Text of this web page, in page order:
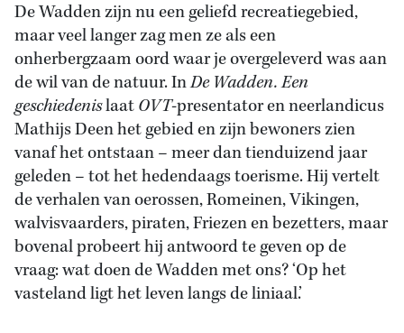
De Wadden zijn nu een geliefd recreatiegebied,
maar veel langer zag men ze als een
onherbergzaam oord waar je overgeleverd was aan
de wil van de natuur. InDe Wadden. Een
geschiedenislaatOVT-presentator en neerlandicus
Mathijs Deen het gebied en zijn bewoners zien
vanaf het ontstaan – meer dan tienduizend jaar
geleden – tot het hedendaags toerisme. Hij vertelt
de verhalen van oerossen, Romeinen, Vikingen,
walvisvaarders, piraten, Friezen en bezetters, maar
bovenal probeert hij antwoord te geven op de
vraag: wat doen de Wadden met ons? ‘Op het
vasteland ligt het leven langs de liniaal.’